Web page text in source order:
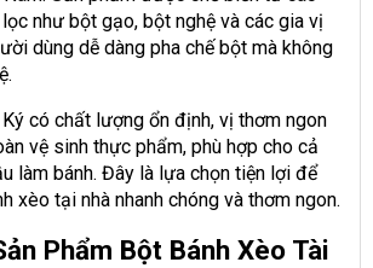
như bột gạo, bột nghệ và các gia vị
dùng dễ dàng pha chế bột mà không
Ký có chất lượng ổn định, vị thơm ngon
vệ sinh thực phẩm, phù hợp cho cả
làm bánh. Đây là lựa chọn tiện lợi để
xèo tại nhà nhanh chóng và thơm ngon.
Phẩm Bột Bánh Xèo Tài